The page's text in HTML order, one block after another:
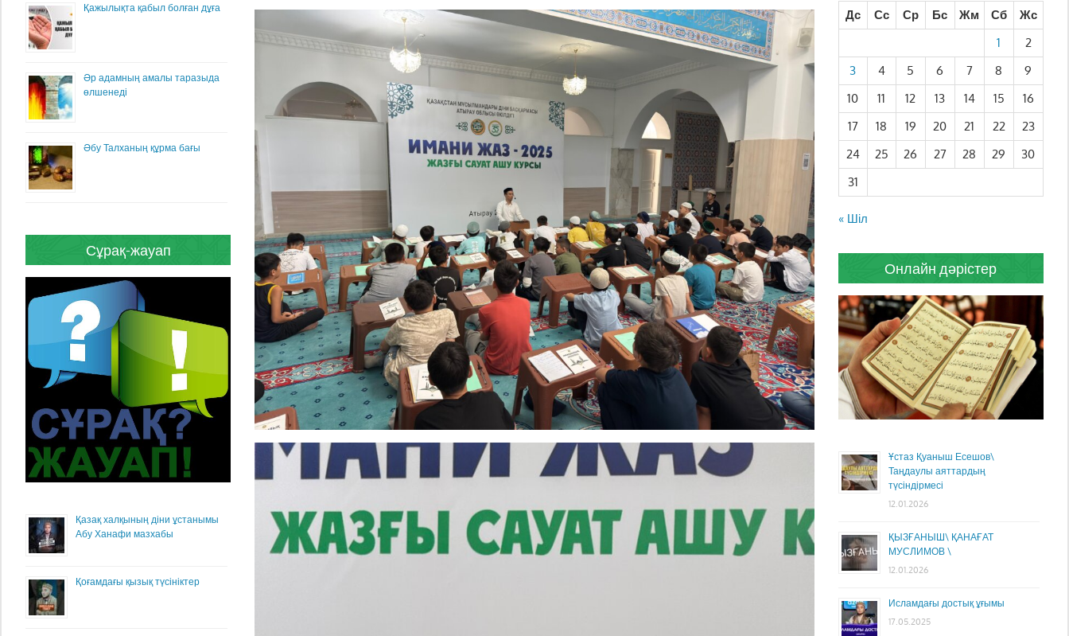
Қажылықта қабыл болған дұға
Әр адамның амалы таразыда
өлшенеді
Әбу Талханың құрма бағы
Сұрақ-жауап
Қазақ халқының діни ұстанымы
Абу Ханафи мазхабы
Қоғамдағы қызық түсініктер
Дс
Сс Ср Бс Жм Сб
Жс
1
2
3
4 5 6 7 8
9
10
11 12 13 14 15
16
17
18 19 20 21 22
23
24
25 26 27 28 29
30
31
« Шіл
Онлайн дәрістер
Ұстаз Қуаныш Есешов\
Таңдаулы аяттардың
түсіндірмесі
12.01.2026
ҚЫЗҒАНЫШ\ ҚАНАҒАТ
МУСЛИМОВ \
12.01.2026
Исламдағы достық ұғымы
17.05.2025